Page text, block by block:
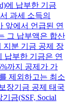
에 납부한 기금
과세 소득의
앞에서 언급된 연
그 납부액은 합산
지분 기금 공제 장
납부한 기금은 연
까지 공제가 가
제외하고는 최소
장기금 공제 태국
금(SSF, Social